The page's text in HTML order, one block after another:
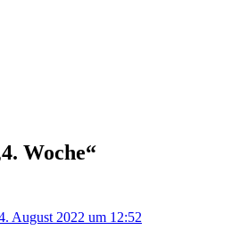
4. Woche“
August 2022 um 12:52